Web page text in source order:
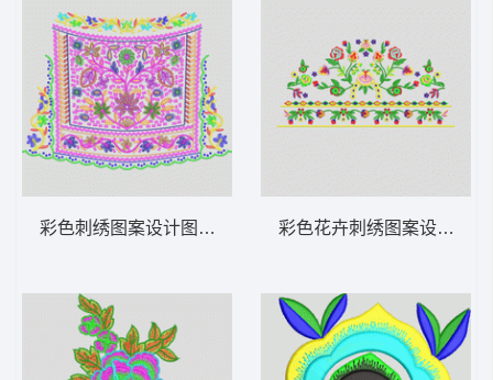
彩色刺绣图案设计图 靓花 彩色花卉刺绣图案设计 抽象